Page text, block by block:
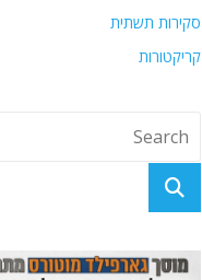
סקירות תשתית
קריקטורות